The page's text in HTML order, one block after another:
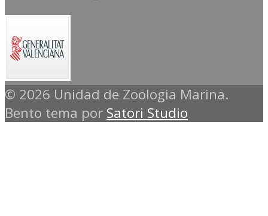
© 2026 Unidad de Zoologia Marina.
Bento tema por Satori Studio